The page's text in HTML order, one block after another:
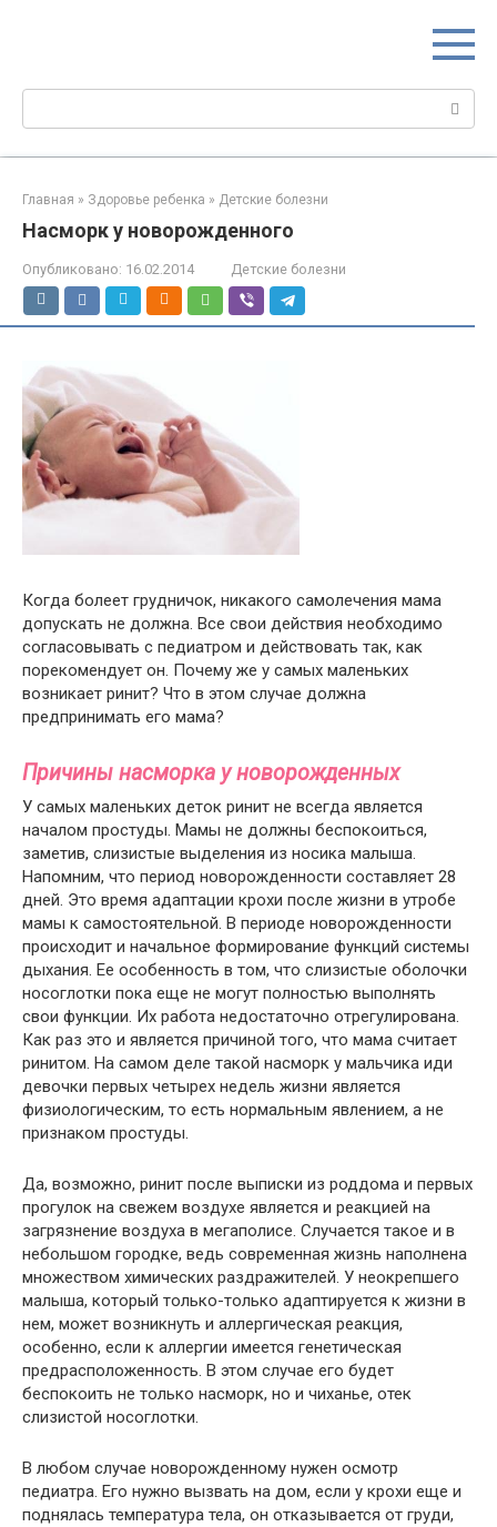
Поиск:
Главная » Здоровье ребенка » Детские болезни
Насморк у новорожденного
Опубликовано: 16.02.2014 Детские болезни
Когда болеет грудничок, никакого самолечения мама
допускать не должна. Все свои действия необходимо
согласовывать с педиатром и действовать так, как
порекомендует он. Почему же у самых маленьких
возникает ринит? Что в этом случае должна
предпринимать его мама?
Причины насморка у новорожденных
У самых маленьких деток ринит не всегда является
началом простуды. Мамы не должны беспокоиться,
заметив, слизистые выделения из носика малыша.
Напомним, что период новорожденности составляет 28
дней. Это время адаптации крохи после жизни в утробе
мамы к самостоятельной. В периоде новорожденности
происходит и начальное формирование функций системы
дыхания. Ее особенность в том, что слизистые оболочки
носоглотки пока еще не могут полностью выполнять
свои функции. Их работа недостаточно отрегулирована.
Как раз это и является причиной того, что мама считает
ринитом. На самом деле такой насморк у мальчика иди
девочки первых четырех недель жизни является
физиологическим, то есть нормальным явлением, а не
признаком простуды.
Да, возможно, ринит после выписки из роддома и первых
прогулок на свежем воздухе является и реакцией на
загрязнение воздуха в мегаполисе. Случается такое и в
небольшом городке, ведь современная жизнь наполнена
множеством химических раздражителей. У неокрепшего
малыша, который только-только адаптируется к жизни в
нем, может возникнуть и аллергическая реакция,
особенно, если к аллергии имеется генетическая
предрасположенность. В этом случае его будет
беспокоить не только насморк, но и чиханье, отек
слизистой носоглотки.
В любом случае новорожденному нужен осмотр
педиатра. Его нужно вызвать на дом, если у крохи еще и
поднялась температура тела, он отказывается от груди,